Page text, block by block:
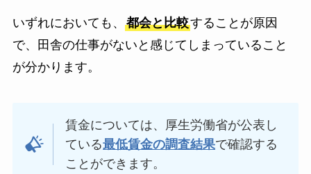
いずれにおいても、 都会と比較することが原因
で、田舎の仕事がないと感じてしまっていること
が分かります。
賃金については、厚生労働省が公表し
ている最低賃金の調査結果で確認する
ことができます。